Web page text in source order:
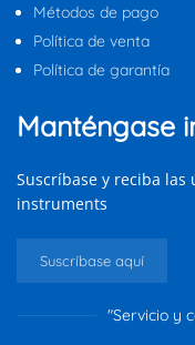
Métodos de pago
Política de venta
Política de garantía
Manténgase
Suscríbase y reciba
instruments
Suscríbase aquí
"Servicio y